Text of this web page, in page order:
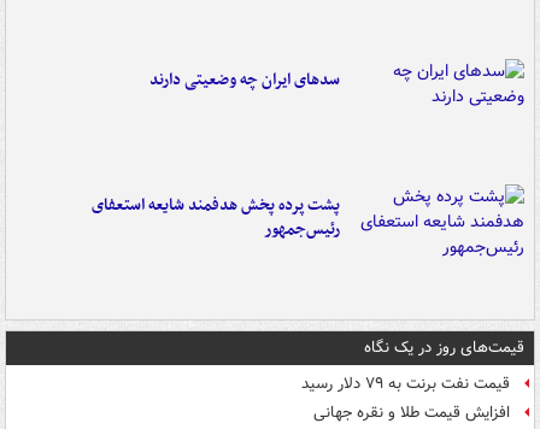
سدهای ایران چه وضعیتی دارند
پشت پرده پخش هدفمند شایعه استعفای
رئیس‌جمهور
قیمت‌های روز در یک نگاه
قیمت نفت برنت به ۷۹ دلار رسید
افزایش قیمت طلا و نقره جهانی